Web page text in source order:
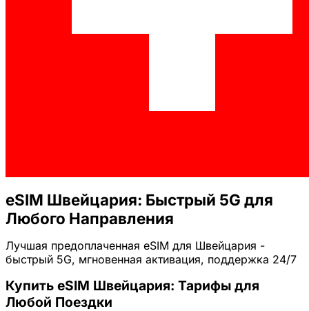
eSIM Швейцария: Быстрый 5G для
Любого Направления
Лучшая предоплаченная eSIM для Швейцария -
быстрый 5G, мгновенная активация, поддержка 24/7
Купить eSIM Швейцария: Тарифы для
Любой Поездки